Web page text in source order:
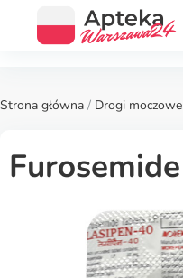
Strona główna / Drogi moczowe
Furosemide